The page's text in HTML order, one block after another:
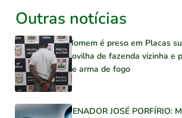
Outras notícias
Homem é preso em Placas
novilha de fazenda vizinha e
de arma de fogo
SENADOR JOSÉ PORFÍRIO: